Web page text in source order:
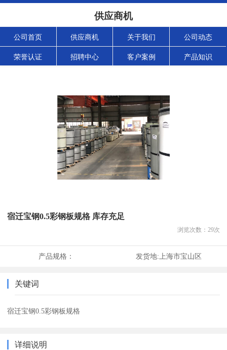
供应商机
公司首页 供应商机 关于我们 公司动态
荣誉认证 招聘中心 客户案例 产品知识
宿迁宝钢0.5彩钢板规格 库存充足
浏览次数： 29次
产品规格： 发货地: 上海市宝山区
关键词
宿迁宝钢0.5彩钢板规格
详细说明